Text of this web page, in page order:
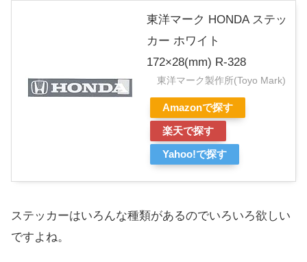
東洋マーク HONDA ステッ
カー ホワイト
172×28(mm) R-328
東洋マーク製作所(Toyo Mark)
Amazonで探す
楽天で探す
Yahoo!で探す
ステッカーはいろんな種類があるのでいろいろ欲しい
ですよね。